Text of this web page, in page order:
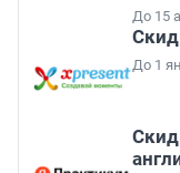
До 15
До 1